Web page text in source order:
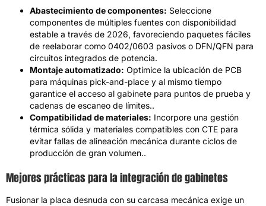
Abastecimiento de componentes: Seleccione
componentes de múltiples fuentes con disponibilidad
estable a través de 2026, favoreciendo paquetes fáciles
de reelaborar como 0402/0603 pasivos o DFN/QFN para
circuitos integrados de potencia.
Montaje automatizado: Optimice la ubicación de PCB
para máquinas pick-and-place y al mismo tiempo
garantice el acceso al gabinete para puntos de prueba y
cadenas de escaneo de límites..
Compatibilidad de materiales: Incorpore una gestión
térmica sólida y materiales compatibles con CTE para
evitar fallas de alineación mecánica durante ciclos de
producción de gran volumen..
Mejores prácticas para la integración de gabinetes
Fusionar la placa desnuda con su carcasa mecánica exige un